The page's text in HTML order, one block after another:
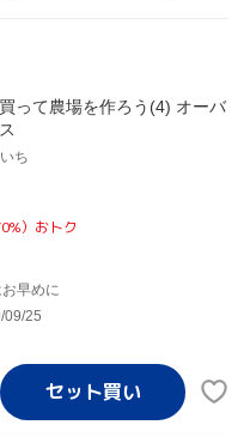
って農場を作ろう(4) オーバ
ち
）おトク
お早めに
09/25